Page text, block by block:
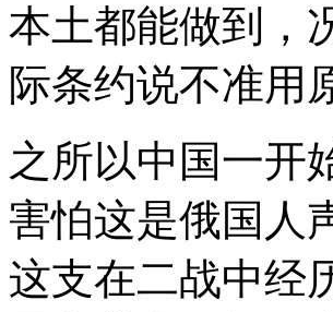
本土都能做到，
际条约说不准用
之所以中国一开
害怕这是俄国人
这支在二战中经